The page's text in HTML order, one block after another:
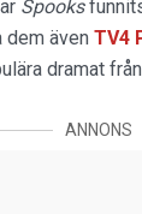
Spooks
dem även TV4
dramat
ANNONS